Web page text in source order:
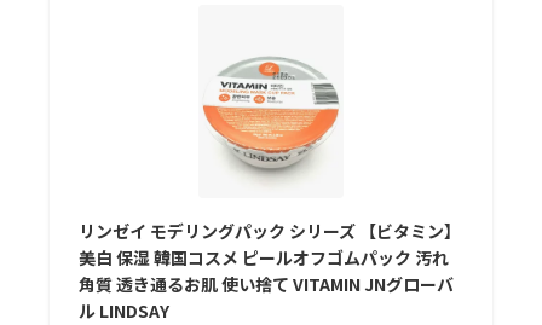
リンゼイ モデリングパック シリーズ 【ビタミン】
美白 保湿 韓国コスメ ピールオフゴムパック 汚れ
角質 透き通るお肌 使い捨て VITAMIN JNグローバ
ル LINDSAY